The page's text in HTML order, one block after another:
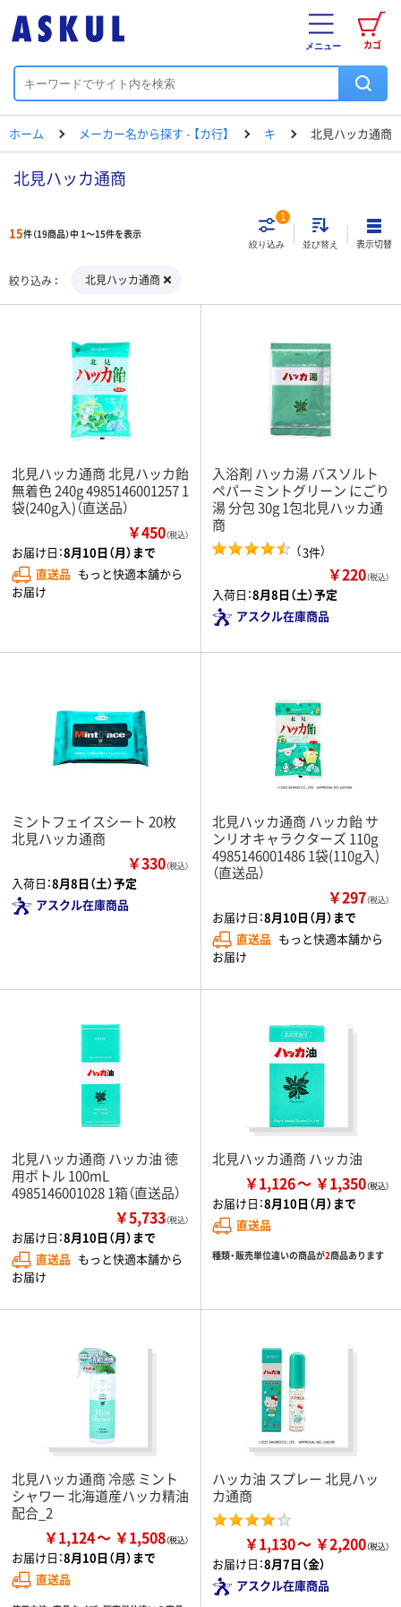
カゴ
メニュー
ホーム メーカー名から探す - 【カ行】 キ 北見ハッカ通商
北見ハッカ通商
15件（19商品）中 1～15件を表示
絞り込み
1
並び替え 表示切替
絞り込み 北見ハッカ通商
北見ハッカ通商 北見ハッカ飴
無着色 240g 4985146001257 1
袋(240g入)（直送品）
￥450（税込）
お届け日：8月10日（月）まで
直送品 もっと快適本舗から
お届け
入浴剤 ハッカ湯 バスソルト
ペパーミントグリーン にごり
湯 分包 30g 1包北見ハッカ通
商
（3件）
￥220（税込）
入荷日：8月8日（土）予定
アスクル在庫商品
ミントフェイスシート 20枚
北見ハッカ通商
￥330（税込）
入荷日：8月8日（土）予定
アスクル在庫商品
北見ハッカ通商 ハッカ飴 サ
ンリオキャラクターズ 110g
4985146001486 1袋(110g入)
（直送品）
￥297（税込）
お届け日：8月10日（月）まで
直送品 もっと快適本舗から
お届け
北見ハッカ通商 ハッカ油 徳
用ボトル 100mL
4985146001028 1箱（直送品）
￥5,733（税込）
お届け日：8月10日（月）まで
直送品 もっと快適本舗から
お届け
北見ハッカ通商 ハッカ油
￥1,126 ￥1,350
お届け日：8月10日（月）まで
直送品
種類・販売単位違いの商品が2商品あります
北見ハッカ通商 冷感 ミント
シャワー 北海道産ハッカ精油
配合_2
￥1,124 ￥1,508
お届け日：8月10日（月）まで
直送品
ハッカ油 スプレー 北見ハッ
カ通商
￥1,130 ￥2,200
お届け日：8月7日（金）
アスクル在庫商品